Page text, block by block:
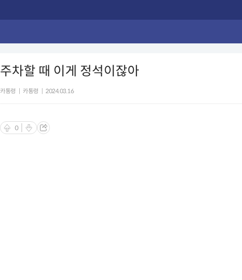
주차할 때 이게 정석이잖아
카통령 카통령 2024.03.16
0